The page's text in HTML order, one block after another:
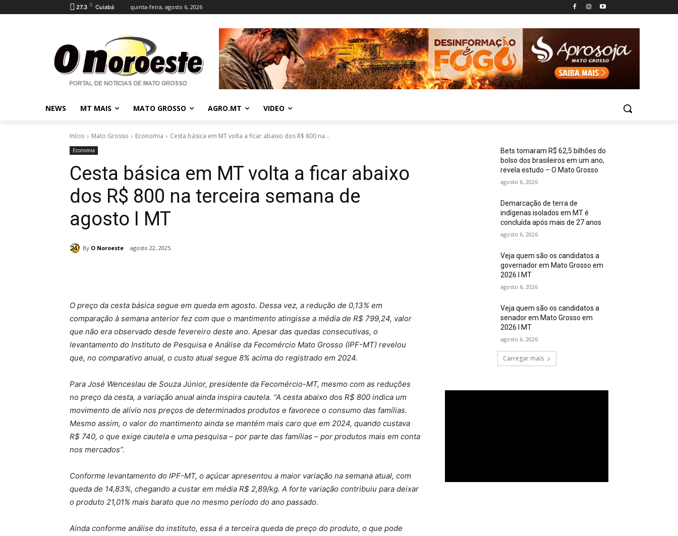
27.3 C Cuiabá quinta-feira, agosto 6, 2026
NEWS MT MAIS MATO GROSSO AGRO.MT VIDEO
Início Mato Grosso Economia Cesta básica em MT volta a ficar abaixo dos R$ 800 na...
Economia
Cesta básica em MT volta a ficar abaixo
dos R$ 800 na terceira semana de
agosto I MT
By O Noroeste agosto 22, 2025
O preço da cesta básica segue em queda em agosto. Dessa vez, a redução de 0,13% em
comparação à semana anterior fez com que o mantimento atingisse a média de R$ 799,24, valor
que não era observado desde fevereiro deste ano. Apesar das quedas consecutivas, o
levantamento do Instituto de Pesquisa e Análise da Fecomércio Mato Grosso (IPF-MT) revelou
que, no comparativo anual, o custo atual segue 8% acima do registrado em 2024.
Para José Wenceslau de Souza Júnior, presidente da Fecomércio-MT, mesmo com as reduções
no preço da cesta, a variação anual ainda inspira cautela. “A cesta abaixo dos R$ 800 indica um
movimento de alívio nos preços de determinados produtos e favorece o consumo das famílias.
Mesmo assim, o valor do mantimento ainda se mantém mais caro que em 2024, quando custava
R$ 740, o que exige cautela e uma pesquisa – por parte das famílias – por produtos mais em conta
nos mercados”.
Conforme levantamento do IPF-MT, o açúcar apresentou a maior variação na semana atual, com
queda de 14,83%, chegando a custar em média R$ 2,89/kg. A forte variação contribuiu para deixar
o produto 21,01% mais barato que no mesmo período do ano passado.
Ainda conforme análise do instituto, essa é a terceira queda de preço do produto, o que pode
Bets tomaram R$ 62,5 bilhões do
bolso dos brasileiros em um ano,
revela estudo – O Mato Grosso
agosto 6, 2026
Demarcação de terra de
indígenas isolados em MT é
concluída após mais de 27 anos
agosto 6, 2026
Veja quem são os candidatos a
governador em Mato Grosso em
2026 I MT
agosto 6, 2026
Veja quem são os candidatos a
senador em Mato Grosso em
2026 I MT
agosto 6, 2026
Carregar mais